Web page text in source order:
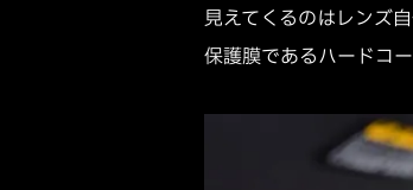
見えてくるのはレンズ
保護膜であるハードコ